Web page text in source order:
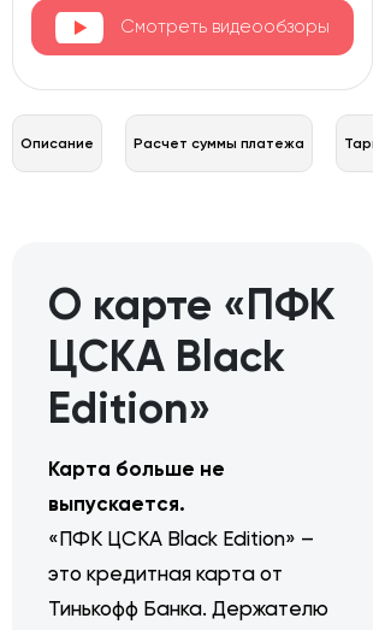
Смотреть видеообзоры
Описание Расчет суммы платежа
О карте «ПФК
ЦСКА Black
Edition»
Карта больше не
выпускается.
«ПФК ЦСКА Black Edition» –
это кредитная карта от
Тинькофф Банка. Держателю